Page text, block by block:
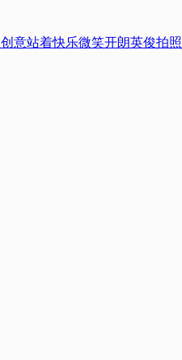
创意站着快乐微笑开朗英俊拍照